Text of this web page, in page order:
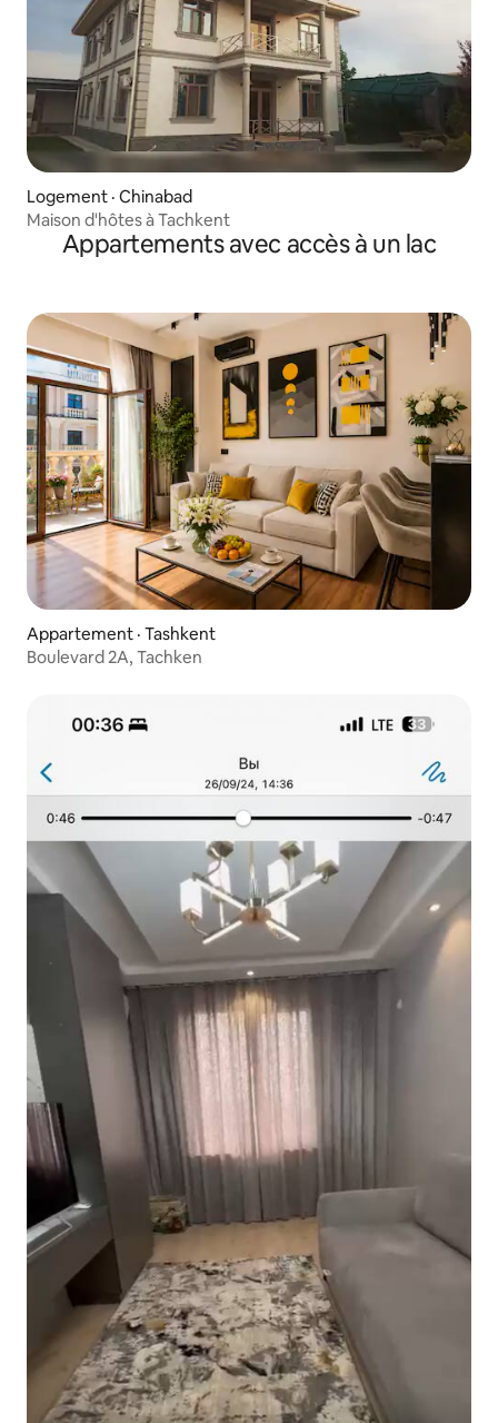
Logement · Chinabad
Maison d'hôtes à Tachkent
Appartements avec accès à un lac
Appartement · Tashkent
Boulevard 2A, Tachken